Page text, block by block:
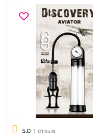
5.0 1 отзыв